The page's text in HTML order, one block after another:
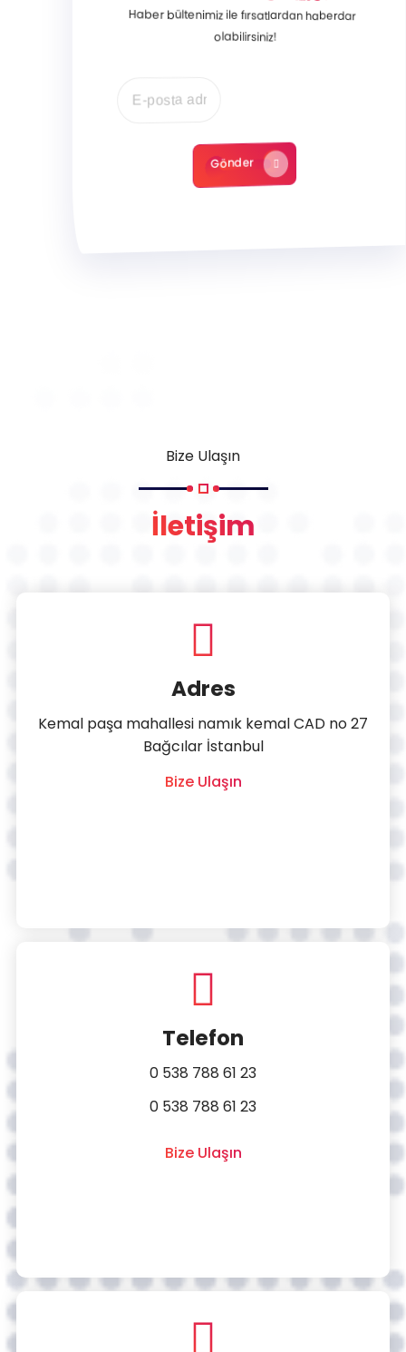
Haber bültenimiz ile fırsatlardan haberdar
olabilirsiniz!
Gönder
Bize Ulaşın
İletişim
Adres
Kemal paşa mahallesi namık kemal CAD no 27
Bağcılar İstanbul
Bize Ulaşın
Telefon
0 538 788 61 23
0 538 788 61 23
Bize Ulaşın